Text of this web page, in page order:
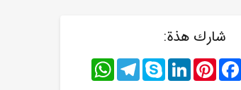
شارك هذة:
Facebook
Pinterest
LinkedIn
Skype
Telegram
WhatsApp